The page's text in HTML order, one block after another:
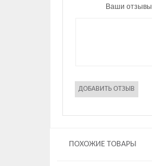
Ваши отзывы
ПОХОЖИЕ ТОВАРЫ